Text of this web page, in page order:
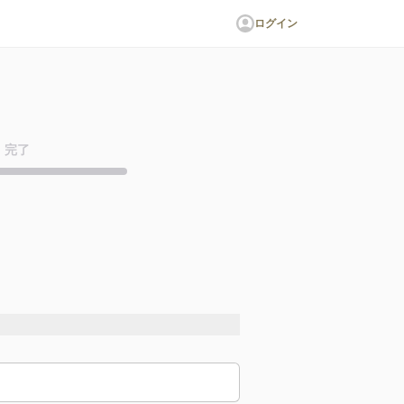
ログイン
完了